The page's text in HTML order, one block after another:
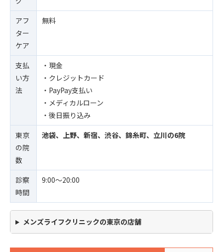
アフ
ター
ケア
無料
支払
い方
法
・現金
・クレジットカード
・PayPay支払い
・メディカルローン
・後日振り込み
東京
の院
数
池袋、上野、新宿、渋谷、錦糸町、立川の6院
診察
時間
9:00〜20:00
メンズライフクリニックの東京の店舗